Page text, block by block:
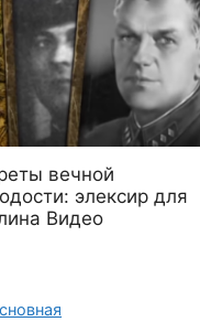
вечной
элексир для
Видео